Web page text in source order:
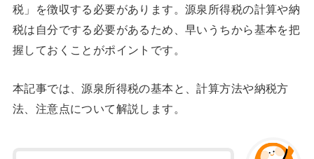
税」を徴収する必要があります。源泉所得税の計算や納
税は自分でする必要があるため、早いうちから基本を把
握しておくことがポイントです。
本記事では、源泉所得税の基本と、計算方法や納税方
法、注意点について解説します。